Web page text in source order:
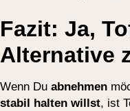
Fazit: Ja,
Alternative
Wenn Du abnehmen
stabil halten willst, ist